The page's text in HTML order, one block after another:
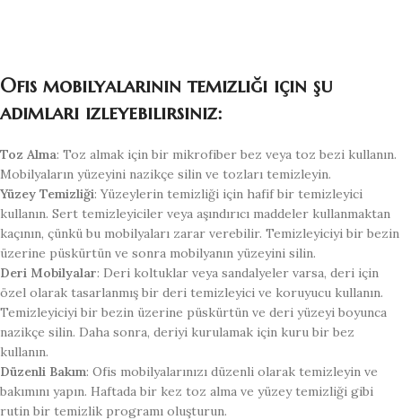
Ofis mobilyalarının temizliği için şu
adımları izleyebilirsiniz:
Toz Alma: Toz almak için bir mikrofiber bez veya toz bezi kullanın.
Mobilyaların yüzeyini nazikçe silin ve tozları temizleyin.
Yüzey Temizliği: Yüzeylerin temizliği için hafif bir temizleyici
kullanın. Sert temizleyiciler veya aşındırıcı maddeler kullanmaktan
kaçının, çünkü bu mobilyaları zarar verebilir. Temizleyiciyi bir bezin
üzerine püskürtün ve sonra mobilyanın yüzeyini silin.
Deri Mobilyalar: Deri koltuklar veya sandalyeler varsa, deri için
özel olarak tasarlanmış bir deri temizleyici ve koruyucu kullanın.
Temizleyiciyi bir bezin üzerine püskürtün ve deri yüzeyi boyunca
nazikçe silin. Daha sonra, deriyi kurulamak için kuru bir bez
kullanın.
Düzenli Bakım: Ofis mobilyalarınızı düzenli olarak temizleyin ve
bakımını yapın. Haftada bir kez toz alma ve yüzey temizliği gibi
rutin bir temizlik programı oluşturun.